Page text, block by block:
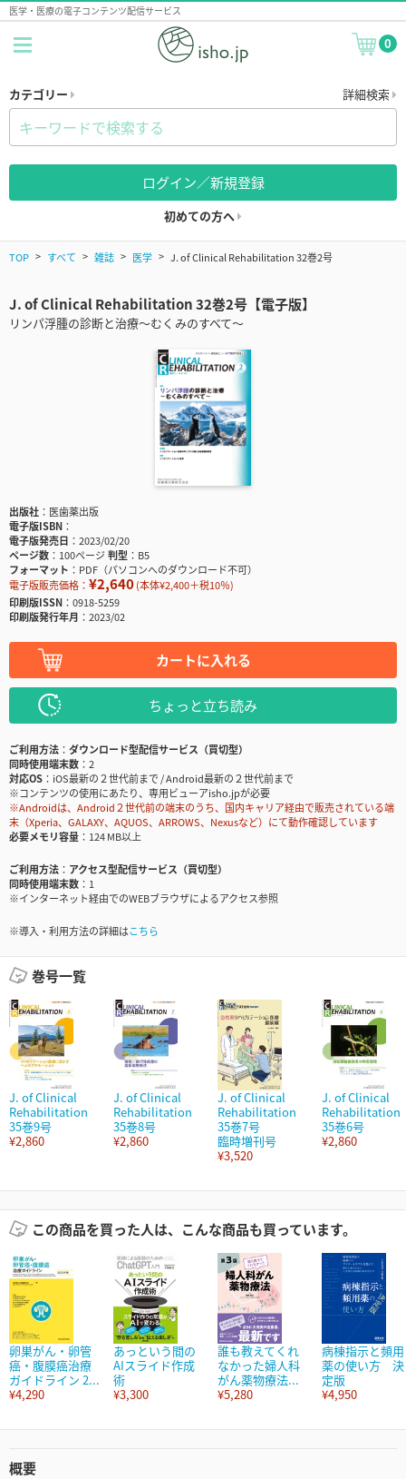
医学・医療の電子コンテンツ配信サービス
0
カテゴリー 詳細検索
ログイン／新規登録
初めての方へ
TOP すべて 雑誌 医学 J. of Clinical Rehabilitation 32巻2号
J. of Clinical Rehabilitation 32巻2号【電子版】
リンパ浮腫の診断と治療～むくみのすべて～
出版社
医歯薬出版
電子版ISBN
電子版発売日
2023/02/20
ページ数
100ページ判型
B5
フォーマット
PDF（パソコンへのダウンロード不可）
電子版販売価格： ¥2,640(本体¥2,400＋税10％)
印刷版ISSN
0918-5259
印刷版発行年月
2023/02
カートに入れる
ちょっと立ち読み
ご利用方法
ダウンロード型配信サービス（買切型）
同時使用端末数
2
対応OS
iOS最新の２世代前まで / Android最新の２世代前まで
※コンテンツの使用にあたり、専用ビューアisho.jpが必要
※Androidは、Android２世代前の端末のうち、国内キャリア経由で販売されている端
末（Xperia、GALAXY、AQUOS、ARROWS、Nexusなど）にて動作確認しています
必要メモリ容量
124 MB以上
ご利用方法
アクセス型配信サービス（買切型）
同時使用端末数
1
※インターネット経由でのWEBブラウザによるアクセス参照
※導入・利用方法の詳細はこちら
巻号一覧
J. of Clinical
Rehabilitation
35巻9号
¥2,860
J. of Clinical
Rehabilitation
35巻8号
¥2,860
J. of Clinical
Rehabilitation
35巻7号
臨時増刊号
¥3,520
J. of Clinical
Rehabilitation
35巻6号
¥2,860
この商品を買った人は、こんな商品も買っています。
卵巣がん・卵管
癌・腹膜癌治療
ガイドライン 2...
¥4,290
あっという間の
AIスライド作成
術
¥3,300
誰も教えてくれ
なかった婦人科
がん薬物療法...
¥5,280
病棟指示と頻用
薬の使い方 決
定版
¥4,950
概要